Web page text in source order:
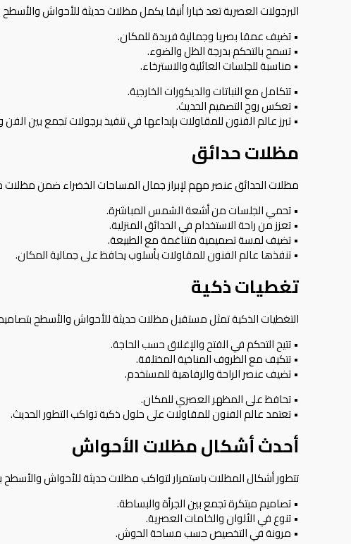
البرجولات العصرية تعد خيارا أنيقا يكملمظلاتحديثة للأحواش
• تضيف عمقا بصريا وجمالية فريدة للمكان.
• تسمح بالتحكم بدرجة الظل والضوء.
• مناسبة للجلسات العائلية والاسترخاء.
• تتكامل مع النباتات والديكورات الخارجية.
• تعكس روح التصميم الحديث.
• تبرز عالم الفنون للمقاولات بإبداعها في تنفيذ برجولات تجمع بين الفن
مظلات حدائق
مظلات الحدائق عنصر مهم لإبراز جمال المساحات الخضراء ضمن
• تحمي الجلسات من أشعة الشمس المباشرة.
• تعزز من راحة الاستخدام في الحدائق المنزلية.
• تضيف لمسة تصميمية متناغمة مع الطبيعة.
• تنفذها عالم الفنون للمقاولات بأسلوب يحافظ على جمالية المكان.
تغطيات ذكية
التغطيات الذكية تمثل مستقبل مظلات حديثة للأحواش والأسطح
• تتيح التحكم في الفتح والإغلاق حسب الحاجة.
• تتكيف مع الظروف المناخية المختلفة.
• تضيف عنصر الراحة والرفاهية للمستخدم.
• تحافظ على المظهر العصري للمكان.
• تعتمد عالم الفنون للمقاولات على حلول ذكية تواكب التطور الحديث.
أحدث أشكال مظلات الأحواش
تتطور أشكال المظلات باستمرار لتواكب مظلات حديثة للأحواش
• تصاميم مبتكرة تجمع بين الجرأة والبساطة.
• تنوع في الألوان والخامات العصرية.
• مرونة في التخصيص حسب مساحة الحوش.